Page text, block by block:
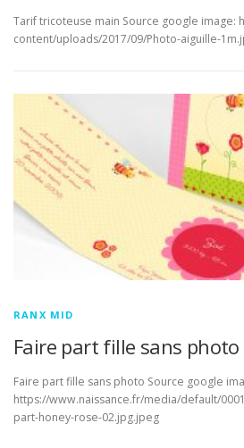
Tarif tricoteuse main Source google image:
content/uploads/2017/09/Photo-aiguille-
RANX MID
Faire part fille sans photo
Faire part fille sans photo Source google
https://www.naissance.fr/media/default/
part-honey-rose-02.jpg.jpeg